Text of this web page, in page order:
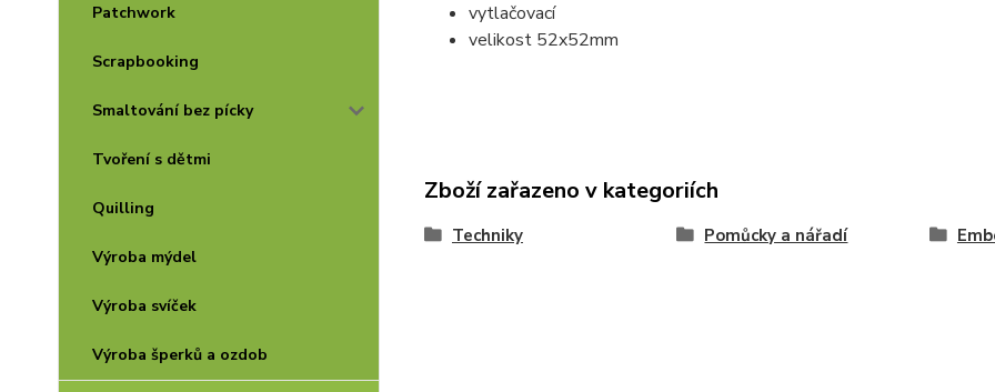
Patchwork
Scrapbooking
Smaltování bez pícky
Tvoření s dětmi
Quilling
Výroba mýdel
Výroba svíček
Výroba šperků a ozdob
vytlačovací
velikost 52x52mm
Zboží zařazeno v kategoriích
Techniky Pomůcky a nářadí